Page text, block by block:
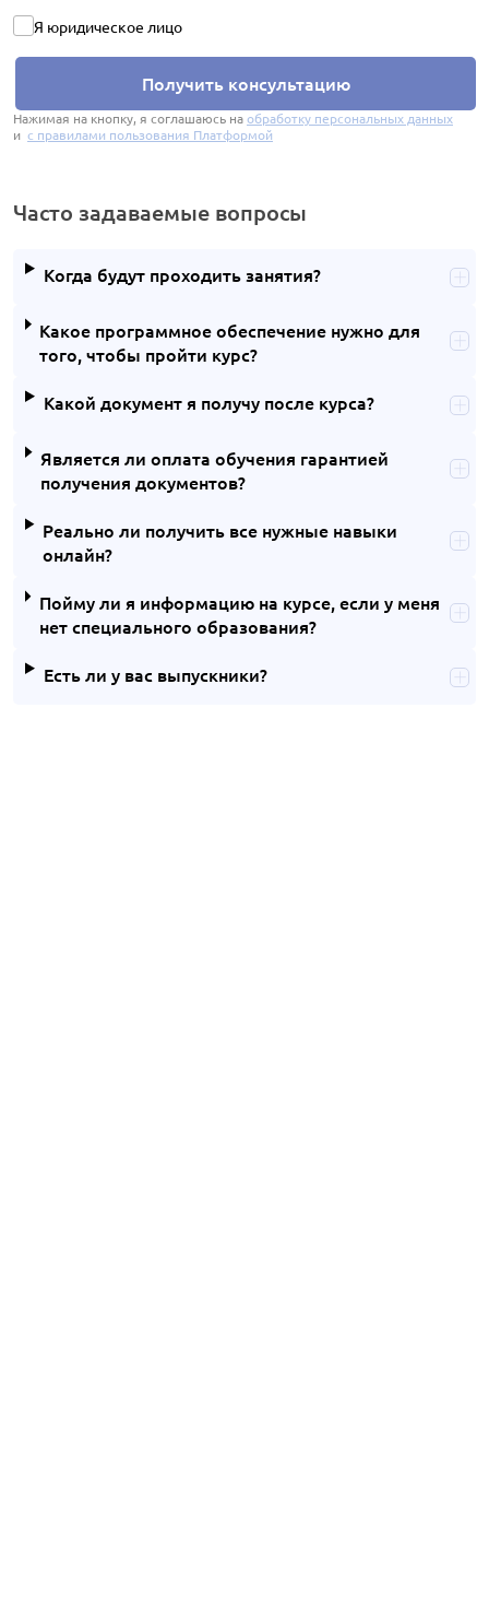
Я юридическое лицо
Получить консультацию
Нажимая на кнопку, я соглашаюсь наобработку персональных данных
и с правилами пользования Платформой
Часто задаваемые вопросы
Когда будут проходить занятия?
Какое программное обеспечение нужно для
того, чтобы пройти курс?
Какой документ я получу после курса?
Является ли оплата обучения гарантией
получения документов?
Реально ли получить все нужные навыки
онлайн?
Пойму ли я информацию на курсе, если у меня
нет специального образования?
Есть ли у вас выпускники?